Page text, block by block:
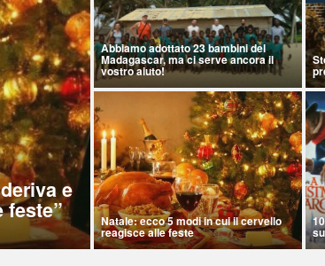
e
feste”
Abbiamo adottato 23 bambini del
Madagascar, ma ci serve ancora il
vostro aiuto!
Natale: ecco 5 modi in cui il cervello
reagisce alle feste